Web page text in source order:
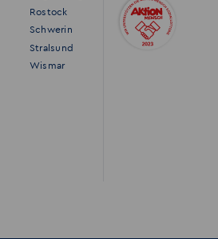
Rostock
Schwerin
Stralsund
Wismar